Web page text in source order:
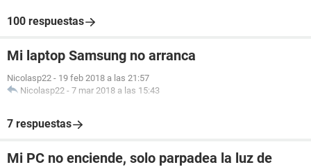
100 respuestas
Mi laptop Samsung no arranca
Nicolasp22 - 19 feb 2018 a las 21:57
Nicolasp22 - 7 mar 2018 a las 15:43
7 respuestas
Mi PC no enciende, solo parpadea la luz de